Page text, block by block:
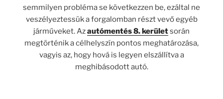
semmilyen probléma se következzen be, ezáltal ne
veszélyeztessük a forgalomban részt vevő egyéb
járműveket. Azautómentés 8. kerületsorán
megtörténik a célhelyszín pontos meghatározása,
vagyis az, hogy hová is legyen elszállítva a
meghibásodott autó.